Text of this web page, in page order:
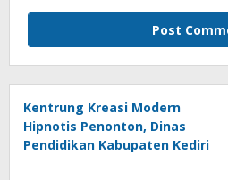
Kentrung Kreasi Modern
Hipnotis Penonton, Dinas
Pendidikan Kabupaten Kediri